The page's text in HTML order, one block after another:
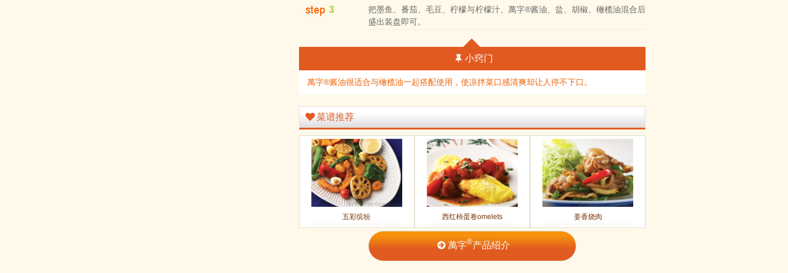
3
把墨鱼、番茄、毛豆、柠檬与柠檬汁、萬字®酱油、盐、胡椒、橄榄油混合后
盛出装盘即可。
小窍门
萬字®酱油很适合与橄榄油一起搭配使用，使凉拌菜口感清爽却让人停不下口。
菜谱推荐
五彩缤纷 西红柿蛋卷omelets 姜香烧肉
萬字®产品绍介